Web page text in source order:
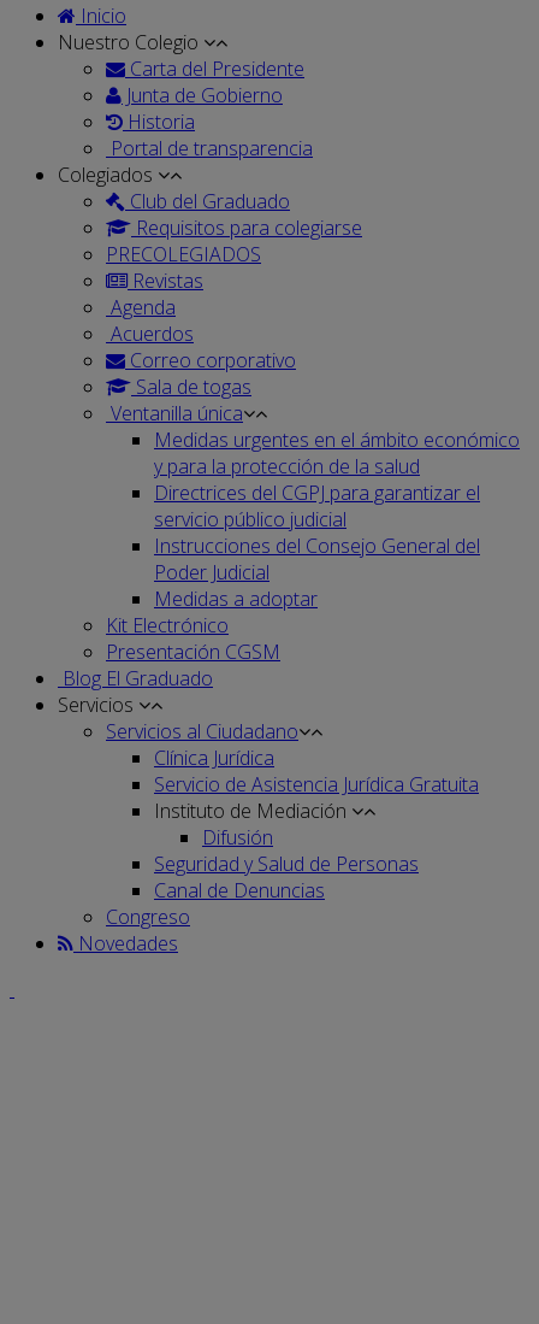
Inicio
Nuestro Colegio
Carta del Presidente
Junta de Gobierno
Historia
Portal de transparencia
Colegiados
Club del Graduado
Requisitos para colegiarse
PRECOLEGIADOS
Revistas
Agenda
Acuerdos
Correo corporativo
Sala de togas
Ventanilla única
Medidas urgentes en el ámbito económico
y para la protección de la salud
Directrices del CGPJ para garantizar el
servicio público judicial
Instrucciones del Consejo General del
Poder Judicial
Medidas a adoptar
Kit Electrónico
Presentación CGSM
Blog El Graduado
Servicios
Servicios al Ciudadano
Clínica Jurídica
Servicio de Asistencia Jurídica Gratuita
Instituto de Mediación
Difusión
Seguridad y Salud de Personas
Canal de Denuncias
Congreso
Novedades